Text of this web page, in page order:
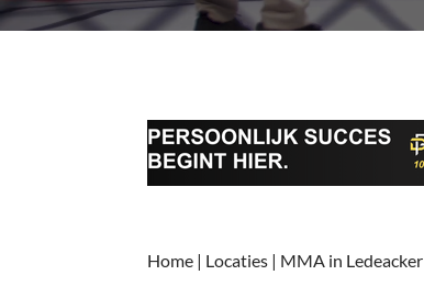
Home | Locaties | MMA in Ledeacker